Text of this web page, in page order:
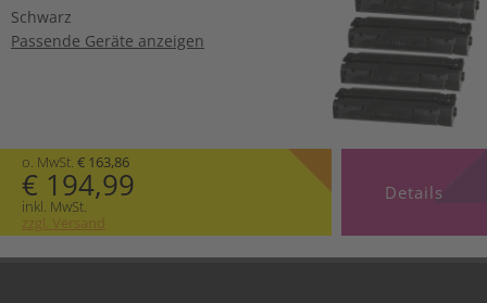
Schwarz
Passende Geräte anzeigen
o. MwSt. € 163,86
€ 194,99
inkl. MwSt.
zzgl. Versand
Details